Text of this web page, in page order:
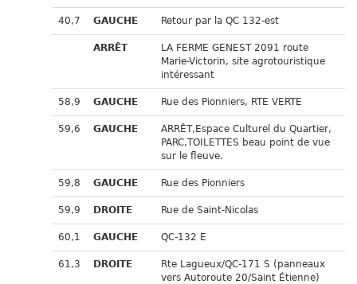
40,7 GAUCHE Retour par la QC 132-est
ARRÊT
LA FERME GENEST 2091 route
Marie-Victorin, site agrotouristique
intéressant
58,9 GAUCHE Rue des Pionniers, RTE VERTE
59,6 GAUCHE
ARRÊT,Espace Culturel du Quartier,
PARC,TOILETTES beau point de vue
sur le fleuve.
59,8 GAUCHE Rue des Pionniers
59,9 DROITE Rue de Saint-Nicolas
60,1 GAUCHE QC-132 E
61,3 DROITE
Rte Lagueux/QC-171 S (panneaux
vers Autoroute 20/Saint Étienne)